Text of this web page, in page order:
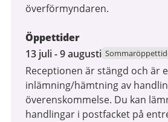
överförmyndaren.
Öppettider
13
juli
2026
till
9
13 juli - 9 augusti
Receptionen är stängd och är
inlämning/hämtning av
överenskommelse. Du kan
handlingar i postfacket på